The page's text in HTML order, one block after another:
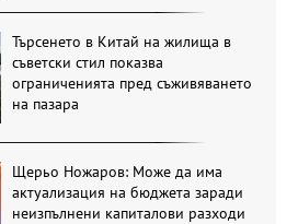
Търсенето в Китай на жилища в
съветски стил показва
ограниченията пред съживяването
на пазара
Щерьо Ножаров: Може да има
актуализация на бюджета заради
неизпълнени капиталови разходи